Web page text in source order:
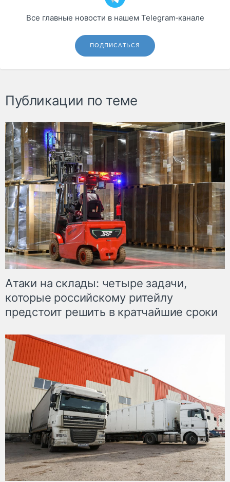
Все главные новости в нашем Telegram‑канале
ПОДПИСАТЬСЯ
Публикации по теме
Атаки на склады: четыре задачи,
которые российскому ритейлу
предстоит решить в кратчайшие сроки